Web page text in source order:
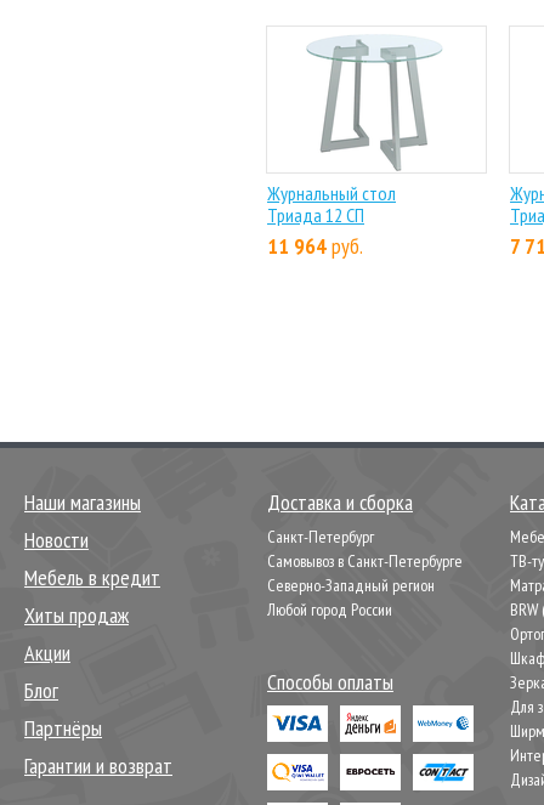
Журнальный стол
Триада 12 СП
11 964руб. 7
Наши магазины
Новости
Мебель в кредит
Хиты продаж
Акции
Блог
Партнёры
Гарантии и возврат
Доставка и сборка
Санкт-Петербург
Самовывоз в Санкт-Петербурге
Северно-Западный регион
Любой город России
Способы оплаты
ТВ-
Для